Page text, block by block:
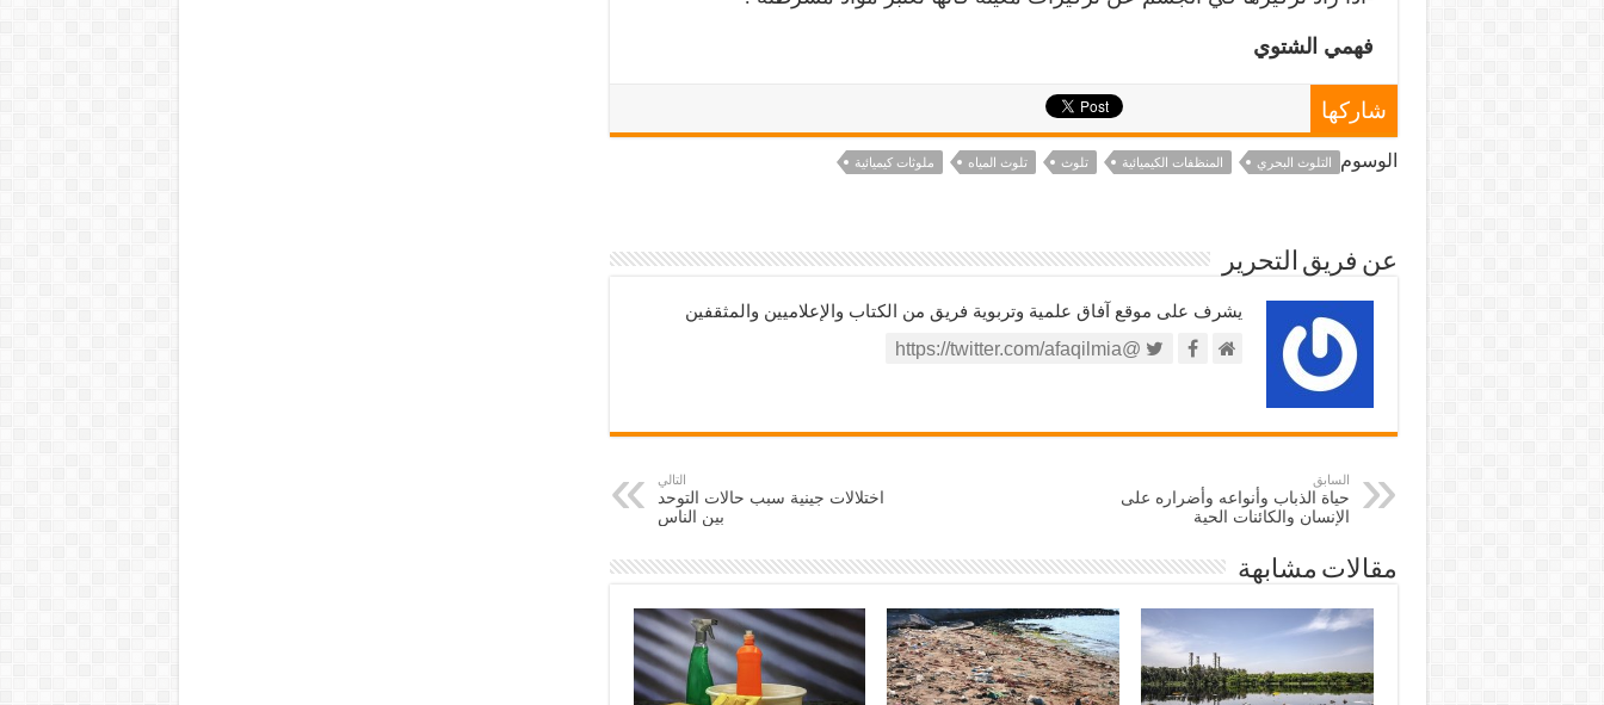
فهمي الشتوي
شاركها
الوسوم التلوث البحري المنظفات الكيميائية تلوث تلوث المياه ملوثات كيميائية
عن فريق التحرير
يشرف على موقع آفاق علمية وتربوية فريق من الكتاب والإعلاميين والمثقفين
@https://twitter.com/afaqilmia
السابق
حياة الذباب وأنواعه وأضراره على
الإنسان والكائنات الحية
التالي
اختلالات جينية سبب حالات التوحد
بين الناس
مقالات مشابهة